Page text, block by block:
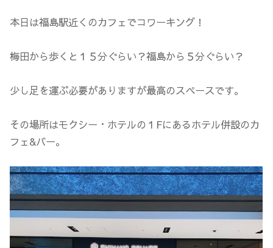
本日は福島駅近くのカフェでコワーキング！
梅田から歩くと１５分ぐらい？福島から５分ぐらい？
少し足を運ぶ必要がありますが最高のスペースです。
その場所はモクシー・ホテルの１Fにあるホテル併設のカ
フェ&バー。